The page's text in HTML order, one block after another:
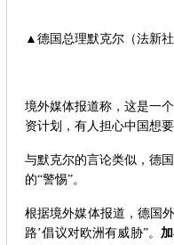
▲德国总理默克尔（法新社
境外媒体报道称，这是一
资计划，有人担心中国想
与默克尔的言论类似，德
的“警惕”。
根据境外媒体报道，德国
路’倡议对欧洲有威胁”。